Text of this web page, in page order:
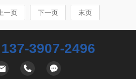
上一页 下一页 末页
137-3907-2496